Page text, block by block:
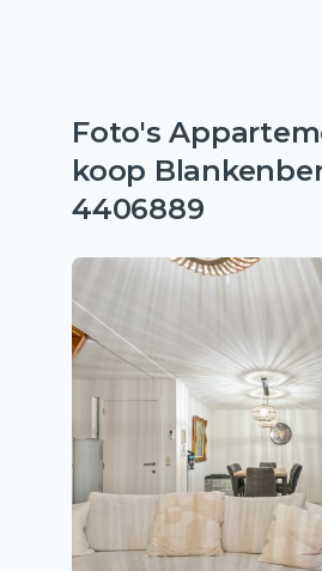
Foto's
koop
4406889